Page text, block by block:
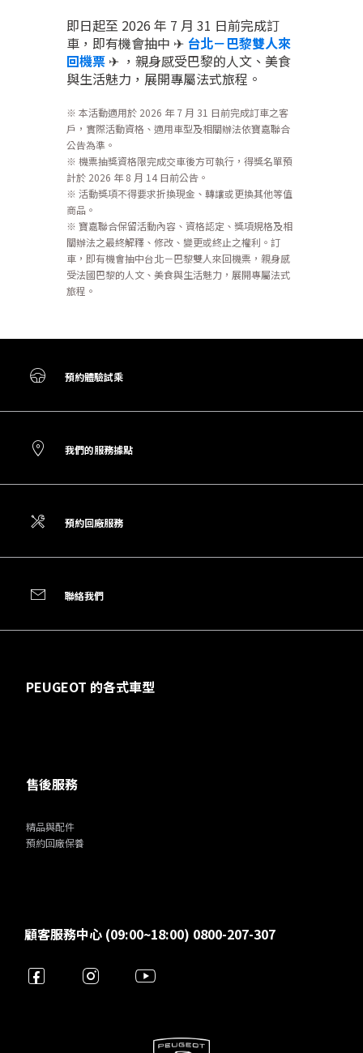
即日起至 2026 年 7 月 31 日前完成訂
車，即有機會抽中 ✈︎ 台北－巴黎雙人來
回機票 ✈︎ ，親身感受巴黎的人文、美食
與生活魅力，展開專屬法式旅程。
※ 本活動適用於 2026 年 7 月 31 日前完成訂車之客
戶，實際活動資格、適用車型及相關辦法依寶嘉聯合
公告為準。
※ 機票抽獎資格限完成交車後方可執行，得獎名單預
計於 2026 年 8 月 14 日前公告。
※ 活動獎項不得要求折換現金、轉讓或更換其他等值
商品。
※ 寶嘉聯合保留活動內容、資格認定、獎項規格及相
關辦法之最終解釋、修改、變更或終止之權利。訂
車，即有機會抽中台北－巴黎雙人來回機票，親身感
受法國巴黎的人文、美食與生活魅力，展開專屬法式
旅程。
預約體驗試乘
我們的服務據點
預約回廠服務
聯絡我們
PEUGEOT 的各式車型
售後服務
精品與配件
預約回廠保養
顧客服務中心 (09:00~18:00) 0800-207-307